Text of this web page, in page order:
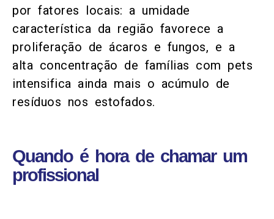
por fatores locais: a umidade
característica da região favorece a
proliferação de ácaros e fungos, e a
alta concentração de famílias com pets
intensifica ainda mais o acúmulo de
resíduos nos estofados.
Quando é hora de chamar um
profissional